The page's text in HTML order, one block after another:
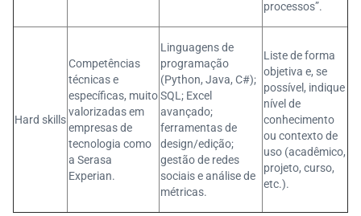
processos”.
Hard skills
Competências
técnicas e
específicas, muito
valorizadas em
empresas de
tecnologia como
a Serasa
Experian.
Linguagens de
programação
(Python, Java, C#);
SQL; Excel
avançado;
ferramentas de
design/edição;
gestão de redes
sociais e análise de
métricas.
Liste de forma
objetiva e, se
possível, indique
nível de
conhecimento
ou contexto de
uso (acadêmico,
projeto, curso,
etc.).